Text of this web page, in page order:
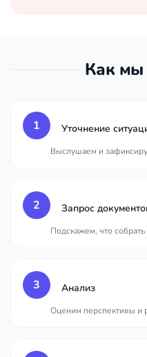
Как мы
1 Уточнение
Выслушаем и
2 Запрос
Подскажем, что собрать
3 Анализ
Оценим перспективы и